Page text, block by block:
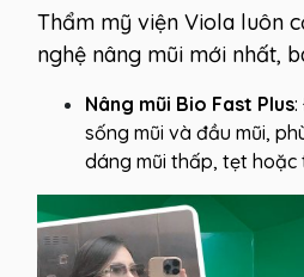
Thẩm mỹ viện Viola luôn
nghệ nâng mũi mới nhất,
Nâng mũi Bio Fast Plus:
sống mũi và đầu mũi,
dáng mũi thấp, tẹt hoặc